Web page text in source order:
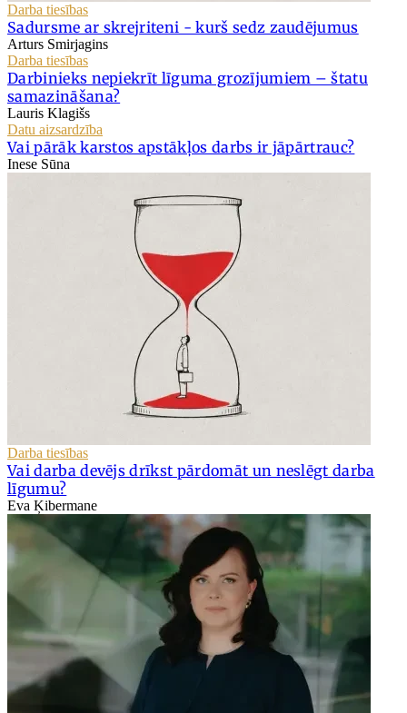
Darba tiesības
Sadursme ar skrejriteni - kurš sedz zaudējumus
Arturs Smirjagins
Darba tiesības
Darbinieks nepiekrīt līguma grozījumiem – štatu
samazināšana?
Lauris Klagišs
Datu aizsardzība
Vai pārāk karstos apstākļos darbs ir jāpārtrauc?
Inese Sūna
Darba tiesības
Vai darba devējs drīkst pārdomāt un neslēgt darba
līgumu?
Eva Ķibermane